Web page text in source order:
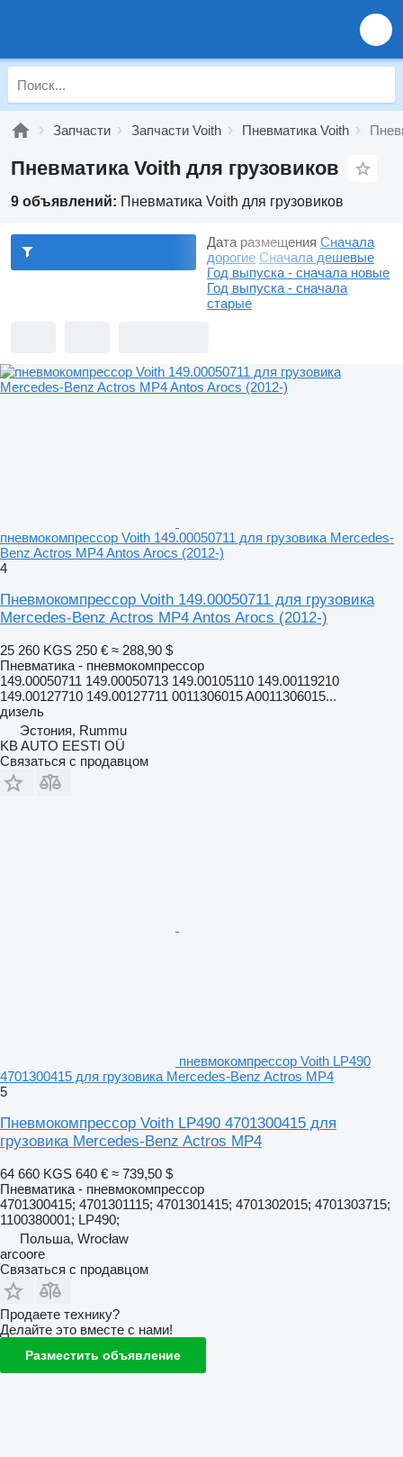
Запчасти Запчасти Voith Пневматика Voith
Пневматика Voith для грузовиков
9 объявлений: Пневматика Voith для грузовиков
Дата размещения Сначала
дорогие Сначала дешевые
Год выпуска - сначала новые
Год выпуска - сначала
старые
пневмокомпрессор Voith 149.00050711 для грузовика Mercedes-
Benz Actros MP4 Antos Arocs (2012-)
4
Пневмокомпрессор Voith 149.00050711 для грузовика
Mercedes-Benz Actros MP4 Antos Arocs (2012-)
25 260 KGS 250 € ≈ 288,90 $
Пневматика - пневмокомпрессор
149.00050711 149.00050713 149.00105110 149.00119210
149.00127710 149.00127711 0011306015 A0011306015...
дизель
Эстония, Rummu
KB AUTO EESTI OÜ
Связаться с продавцом
пневмокомпрессор Voith LP490
4701300415 для грузовика Mercedes-Benz Actros MP4
5
Пневмокомпрессор Voith LP490 4701300415 для
грузовика Mercedes-Benz Actros MP4
64 660 KGS 640 € ≈ 739,50 $
Пневматика - пневмокомпрессор
4701300415; 4701301115; 4701301415; 4701302015; 4701303715;
1100380001; LP490;
Польша, Wrocław
arcoore
Связаться с продавцом
Продаете технику?
Делайте это вместе с нами!
Разместить объявление